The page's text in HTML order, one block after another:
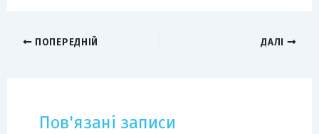
ПОПЕРЕДНІЙ ДАЛІ
Пов'язані записи